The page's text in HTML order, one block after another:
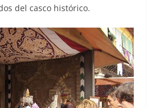
del casco histórico.